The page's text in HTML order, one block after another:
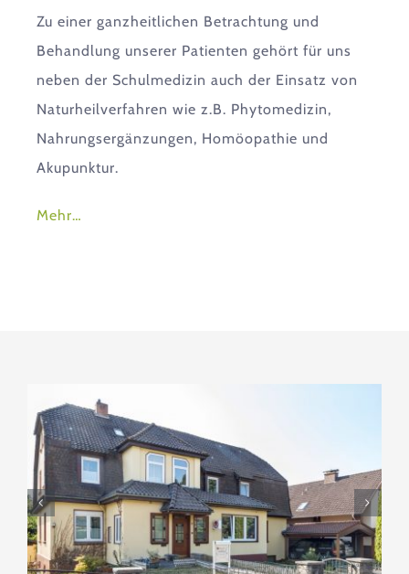
Zu einer ganzheitlichen Betrachtung und
Behandlung unserer Patienten gehört für uns
neben der Schulmedizin auch der Einsatz von
Naturheilverfahren wie z.B. Phytomedizin,
Nahrungsergänzungen, Homöopathie und
Akupunktur.
Mehr…